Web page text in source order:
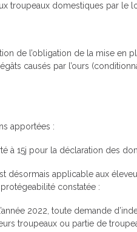
troupeaux domestiques par le
de l’obligation de la mise
causés par l’ours
apportées :
à 15j pour la déclaration des
désormais applicable aux
constatée :
2022, toute demande
troupeaux ou partie de